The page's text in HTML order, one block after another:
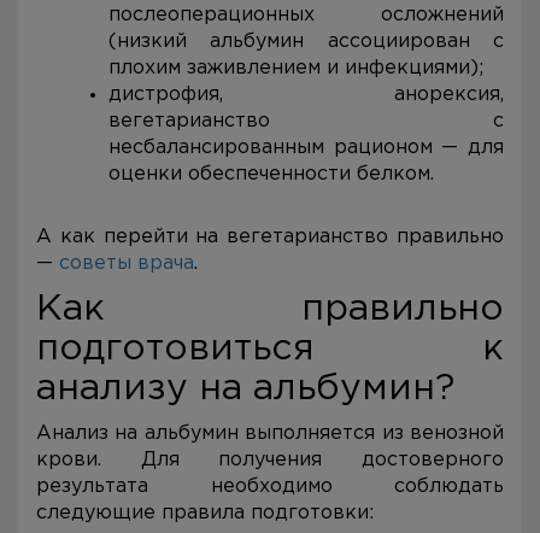
послеоперационных осложнений
(низкий альбумин ассоциирован с
плохим заживлением и инфекциями);
дистрофия, анорексия,
вегетарианство с
несбалансированным рационом — для
оценки обеспеченности белком.
А как перейти на вегетарианство правильно
— советы врача.
Как правильно
подготовиться к
анализу на альбумин?
Анализ на альбумин выполняется из венозной
крови. Для получения достоверного
результата необходимо соблюдать
следующие правила подготовки: